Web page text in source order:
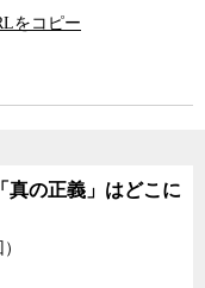
ていった。最初は、激
することがきっかけと
求める密教のヴァジラ
たのか。なぜ1万5000
った、悪い冗談としか
られていったのか、20
をコピー
真の正義」はどこに